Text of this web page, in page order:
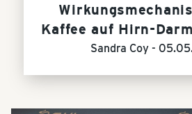
Kaffee auf Hirn-
Sandra Coy -